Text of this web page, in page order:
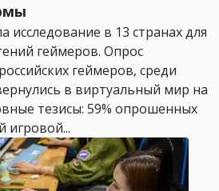
исследование в 13 странах для
геймеров. Опрос
геймеров, среди
в виртуальный мир на
тезисы: 59% опрошенных
игровой...